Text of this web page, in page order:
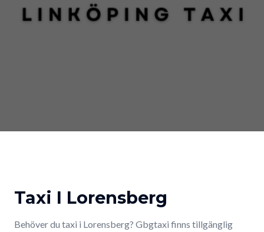
Taxi I Lorensberg
Behöver du taxi i Lorensberg? Gbgtaxi finns tillgänglig